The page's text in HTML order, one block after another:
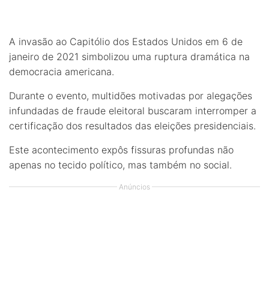
A invasão ao Capitólio dos Estados Unidos em 6 de
janeiro de 2021 simbolizou uma ruptura dramática na
democracia americana.
Durante o evento, multidões motivadas por alegações
infundadas de fraude eleitoral buscaram interromper a
certificação dos resultados das eleições presidenciais.
Este acontecimento expôs fissuras profundas não
apenas no tecido político, mas também no social.
Anúncios